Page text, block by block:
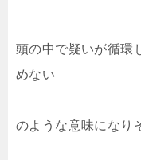
頭の中で疑いが循環
めない
のような意味になり